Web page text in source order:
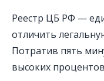
Реестр ЦБ РФ —
отличить
Потратив пять
высоких